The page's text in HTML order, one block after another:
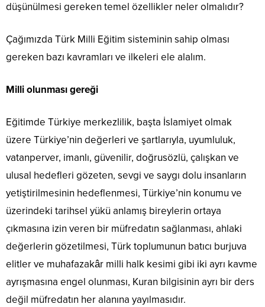
düşünülmesi gereken temel özellikler neler olmalıdır?
Çağımızda Türk Milli Eğitim sisteminin sahip olması
gereken bazı kavramları ve ilkeleri ele alalım.
Milli olunması gereği
Eğitimde Türkiye merkezlilik, başta İslamiyet olmak
üzere Türkiye’nin değerleri ve şartlarıyla, uyumluluk,
vatanperver, imanlı, güvenilir, doğrusözlü, çalışkan ve
ulusal hedefleri gözeten, sevgi ve saygı dolu insanların
yetiştirilmesinin hedeflenmesi, Türkiye’nin konumu ve
üzerindeki tarihsel yükü anlamış bireylerin ortaya
çıkmasına izin veren bir müfredatın sağlanması, ahlaki
değerlerin gözetilmesi, Türk toplumunun batıcı burjuva
elitler ve muhafazakâr milli halk kesimi gibi iki ayrı kavme
ayrışmasına engel olunması, Kuran bilgisinin ayrı bir ders
değil müfredatın her alanına yayılmasıdır.